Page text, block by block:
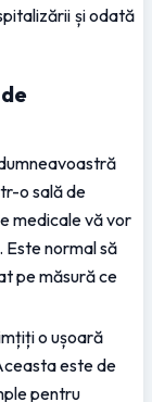
și odată
o sală de
medicale vă vor
normal să
pe măsură ce
o ușoară
este de
pentru